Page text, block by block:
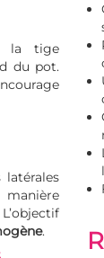
la tige
du pot.
.